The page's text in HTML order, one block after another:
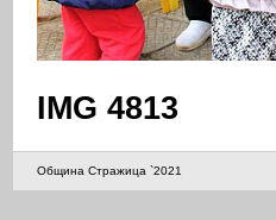
IMG 4813
Община Стражица `2021